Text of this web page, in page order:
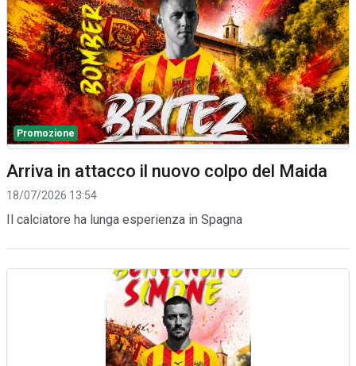
Promozione
Arriva in attacco il nuovo colpo del Maida
18/07/2026 13:54
Il calciatore ha lunga esperienza in Spagna